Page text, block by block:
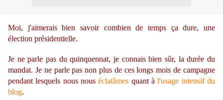
Moi, j'aimerais bien savoir combien de temps ça dure, une
élection présidentielle.
Je ne parle pas du quinquennat, je connais bien sûr, la durée du
mandat. Je ne parle pas non plus de ces longs mois de campagne
pendant lesquels nous nouséclatâmes quant àl'usage intensif du
blog.